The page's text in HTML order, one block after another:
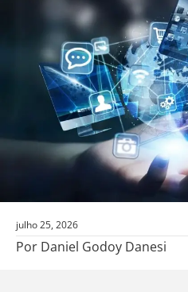
julho 25, 2026
Por Daniel Godoy Danesi